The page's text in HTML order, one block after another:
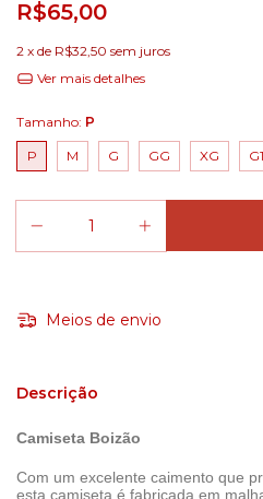
R$65,00
2 x de R$32,50 sem juros
Ver mais detalhes
Tamanho: P
P M G GG XG G1
Meios de envio
Descrição
Camiseta Boizão
Com um excelente caimento que
esta camiseta é fabricada em